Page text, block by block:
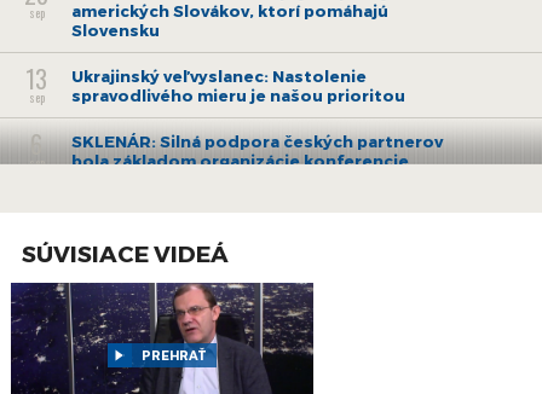
sep
amerických Slovákov, ktorí pomáhajú
Slovensku
13
sep
Ukrajinský veľvyslanec: Nastolenie
spravodlivého mieru je našou prioritou
6
sep
SKLENÁR: Silná podpora českých partnerov
bola základom organizácie konferencie
júl
generácie sú mimoriadne hrdí na svoj pôvod
30
DUŠAN TÓTH: Slovensko je slobodná a
samostatná krajina – treba si to vážiť
13
ŠTEFANEC: Eurovoľby dokázali, že ľudia si
želajú rozvoj európskeho projektu
SÚVISIACE VIDEÁ
PREHRAŤ